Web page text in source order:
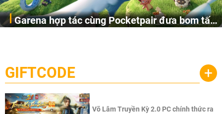
Garena hợp tác cùng Pocketpair đưa bom tấn
cầu, theo giấy phép chính thức từ công ty game Nhật Bản
Pocketpair, Inc.
GIFTCODE +
Võ Lâm Truyền Kỳ 2.0 PC chính thức ra